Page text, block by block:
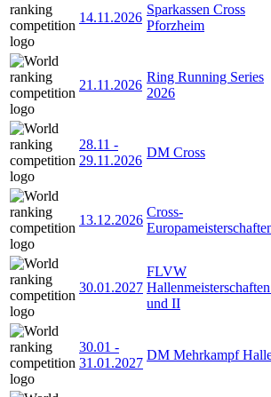
14.11.2026
Sparkassen Cross
Pforzheim
21.11.2026
Ring Running Series
2026
28.11 -
29.11.2026
DM Cross
13.12.2026
Cross-
30.01.2027
FLVW
und II
30.01 -
31.01.2027
DM Mehrkampf